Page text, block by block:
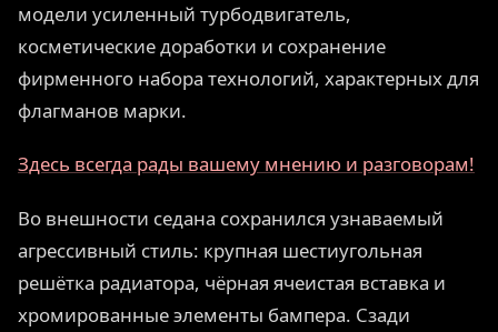
модели усиленный турбодвигатель,
косметические доработки и сохранение
фирменного набора технологий, характерных для
флагманов марки.
Здесь всегда рады вашему мнению и разговорам!
Во внешности седана сохранился узнаваемый
агрессивный стиль: крупная шестиугольная
решётка радиатора, чёрная ячеистая вставка и
хромированные элементы бампера. Сзади